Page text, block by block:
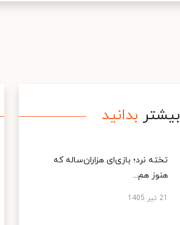
بیشتر بدانید
تخته نرد؛ بازی‌ای هزاران‌ساله که
هنوز هم...
21 تیر 1405